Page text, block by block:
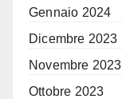
Gennaio 2024
Dicembre 2023
Novembre 2023
Ottobre 2023